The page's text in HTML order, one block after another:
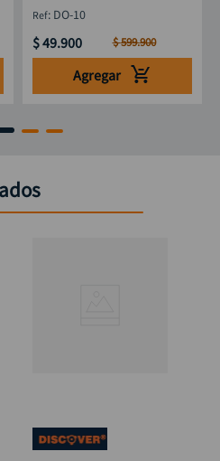
: DO-10
$49.900 $599.900
Agregar